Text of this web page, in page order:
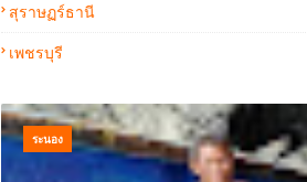
สุราษฏร์ธานี
เพชรบุรี
ระนอง